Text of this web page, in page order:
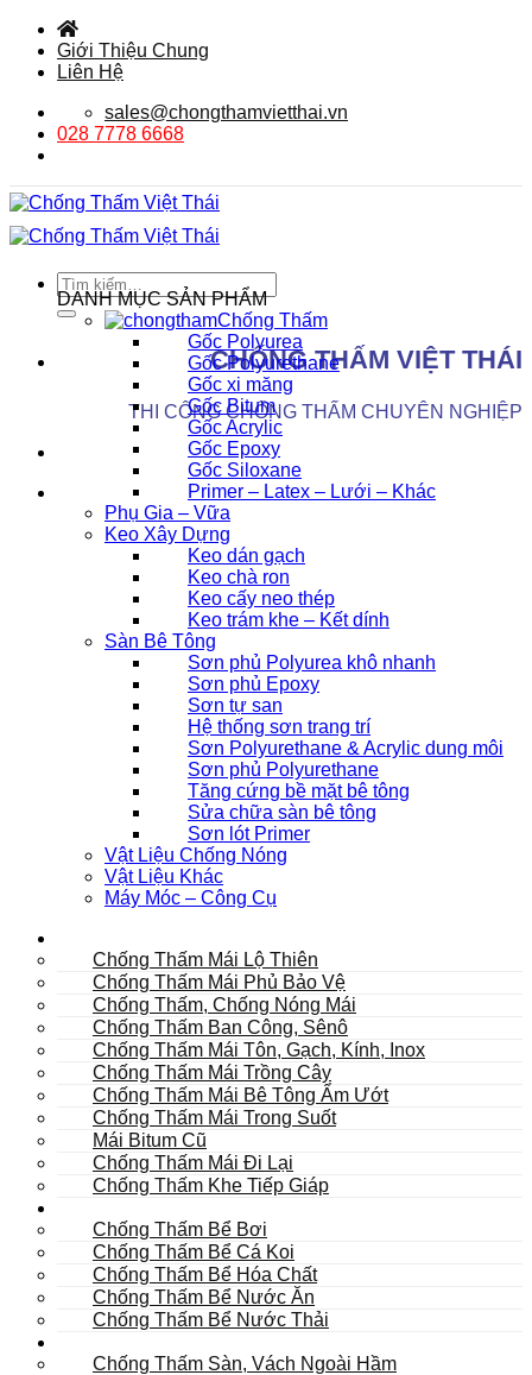
qua
Giới Thiệu Chung
Liên Hệ
sales@chongthamvietthai.vn
028 7778 6668
Tìm
kiếm:
CHỐNG THẤM VIỆT THÁI
THI CÔNG CHỐNG THẤM CHUYÊN NGHIỆP
DANH MỤC SẢN PHẨM
Chống Thấm
Gốc Polyurea
Gốc Polyurethane
Gốc xi măng
Gốc Bitum
Gốc Acrylic
Gốc Epoxy
Gốc Siloxane
Primer – Latex – Lưới – Khác
Phụ Gia – Vữa
Keo Xây Dựng
Keo dán gạch
Keo chà ron
Keo cấy neo thép
Keo trám khe – Kết dính
Sàn Bê Tông
Sơn phủ Polyurea khô nhanh
Sơn phủ Epoxy
Sơn tự san
Hệ thống sơn trang trí
Sơn Polyurethane & Acrylic dung môi
Sơn phủ Polyurethane
Tăng cứng bề mặt bê tông
Sửa chữa sàn bê tông
Sơn lót Primer
Vật Liệu Chống Nóng
Vật Liệu Khác
Máy Móc – Công Cụ
Chống Thấm Mái Lộ Thiên
Chống Thấm Mái Phủ Bảo Vệ
Chống Thấm, Chống Nóng Mái
Chống Thấm Ban Công, Sênô
Chống Thấm Mái Tôn, Gạch, Kính, Inox
Chống Thấm Mái Trồng Cây
Chống Thấm Mái Bê Tông Ẩm Ướt
Chống Thấm Mái Trong Suốt
Mái Bitum Cũ
Chống Thấm Mái Đi Lại
Chống Thấm Khe Tiếp Giáp
Chống Thấm Bể Bơi
Chống Thấm Bể Cá Koi
Chống Thấm Bể Hóa Chất
Chống Thấm Bể Nước Ăn
Chống Thấm Bể Nước Thải
Chống Thấm Sàn, Vách Ngoài Hầm